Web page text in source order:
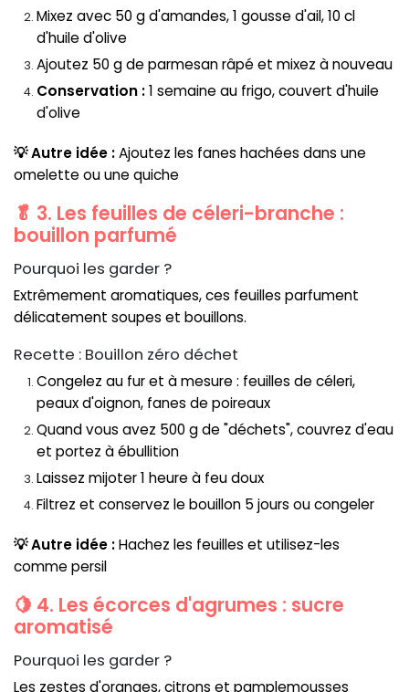
Mixez avec 50 g d'amandes, 1 gousse d'ail, 10 cl
d'huile d'olive
Ajoutez 50 g de parmesan râpé et mixez à nouveau
Conservation :1 semaine au frigo, couvert d'huile
d'olive
💡 Autre idée :Ajoutez les fanes hachées dans une
omelette ou une quiche
🥬 3. Les feuilles de céleri-branche :
bouillon parfumé
Pourquoi les garder ?
Extrêmement aromatiques, ces feuilles parfument
délicatement soupes et bouillons.
Recette : Bouillon zéro déchet
Congelez au fur et à mesure : feuilles de céleri,
peaux d'oignon, fanes de poireaux
Quand vous avez 500 g de "déchets", couvrez d'eau
et portez à ébullition
Laissez mijoter 1 heure à feu doux
Filtrez et conservez le bouillon 5 jours ou congeler
💡 Autre idée :Hachez les feuilles et utilisez-les
comme persil
🍋 4. Les écorces d'agrumes : sucre
aromatisé
Pourquoi les garder ?
Les zestes d'oranges, citrons et pamplemousses